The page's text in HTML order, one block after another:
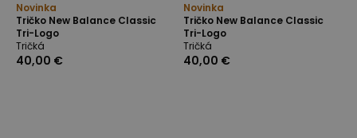
Novinka
Tričko New Balance Classic
Tri-Logo
Tričká
40,00 €
Novinka
Tričko New Balance Classic
Tri-Logo
Tričká
40,00 €